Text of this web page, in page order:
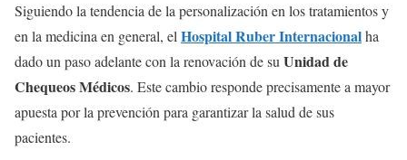
Siguiendo la tendencia de la personalización en los tratamientos y
en la medicina en general, elHospital Ruber Internacionalha
dado un paso adelante con la renovación de suUnidad de
Chequeos Médicos. Este cambio responde precisamente a mayor
apuesta por la prevención para garantizar la salud de sus
pacientes.